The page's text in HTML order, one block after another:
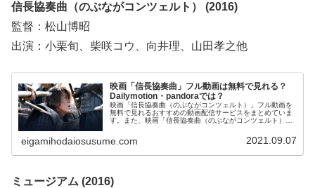
信長協奏曲（のぶながコンツェルト） (2016)
監督：松山博昭
出演：小栗旬、柴咲コウ、向井理、山田孝之他
映画「信長協奏曲」フル動画は無料で見れる？
Dailymotion・pandoraでは？
映画「信長協奏曲（のぶながコンツェルト）」フル動画を
無料で見れるおすすめの動画配信サービスをまとめていま
す。また、映画「信長協奏曲（のぶながコンツェルト）」
調べています。そのほか、映画「信長協奏曲（のぶながコ
ンツェルト）」の作品情報、あらすじ、感想についてもお
eigamihodaiosusume.com 2021.09.07
ミュージアム (2016)